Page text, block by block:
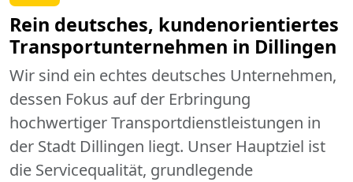
Rein deutsches, kundenorientiertes
Transportunternehmen in Dillingen
Wir sind ein echtes deutsches Unternehmen,
dessen Fokus auf der Erbringung
hochwertiger Transportdienstleistungen in
der Stadt Dillingen liegt. Unser Hauptziel ist
die Servicequalität, grundlegende